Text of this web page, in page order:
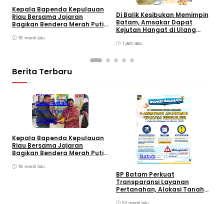
Kepala Bapenda Kepulauan
Riau Bersama Jajaran
Bagikan Bendera Merah Putih
Bermotor di Kantor Samsat
18 menit lalu
Di Balik Kesibukan Memimpin
Batam, Amsakar Dapat
Kejutan Hangat di Ulang
1 jam lalu
Berita Terbaru
Batam
Berita Terbaru
Berita Utama
Peristiwa
Kepala Bapenda Kepulauan
Riau Bersama Jajaran
Bagikan Bendera Merah Putih
Bermotor di Kantor Samsat
18 menit lalu
Batam
BP Batam Perkuat
Transparansi Layanan
Pertanahan, Alokasi Tanah
52 menit lalu